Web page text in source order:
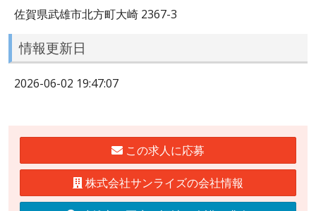
佐賀県武雄市北方町大崎 2367-3
情報更新日
2026-06-02 19:47:07
この求人に応募
株式会社サンライズの会社情報